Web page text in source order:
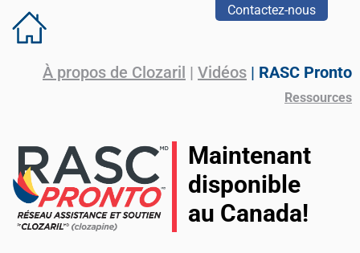
Contactez-nous
À propos de Clozaril | Vidéos | RASC Pronto
Ressources
Maintenant
disponible
au Canada!